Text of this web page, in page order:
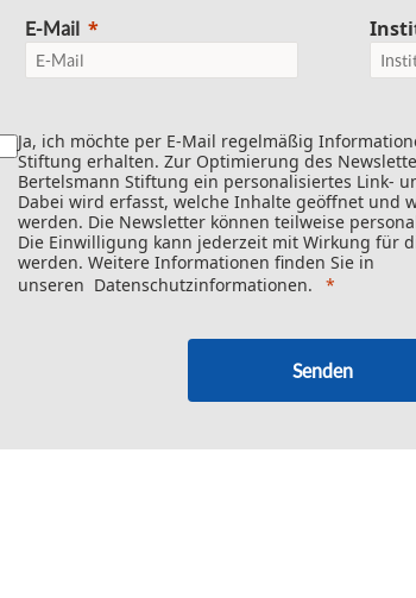
E-Mail
Ja, ich möchte per E-Mail regelmäßig
Stiftung erhalten. Zur Optimierung des
Bertelsmann Stiftung ein personalisiertes Link-
Dabei wird erfasst, welche Inhalte geöffnet und
werden. Die Newsletter können teilweise
Die Einwilligung kann jederzeit mit Wirkung für
werden. Weitere Informationen finden Sie in
unseren Datenschutzinformationen.
Senden